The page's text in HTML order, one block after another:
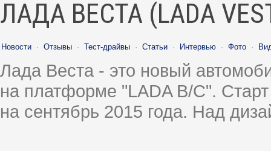
ЛАДА ВЕСТА (LADA
Новости · Отзывы · Тест-драйвы · Статьи · Интервью · Фото ·
Лада Веста - это новый
на платформе "LADA B/C".
на сентябрь 2015 года. Над